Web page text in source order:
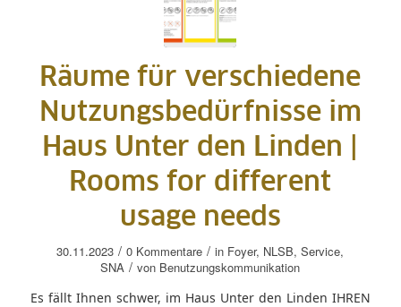
Räume für verschiedene
Nutzungsbedürfnisse im
Haus Unter den Linden |
Rooms for different
usage needs
30.11.2023 / 0 Kommentare / in Foyer, NLSB,Service,
SNA / von Benutzungskommunikation
Es fällt Ihnen schwer, im Haus Unter den Linden IHREN